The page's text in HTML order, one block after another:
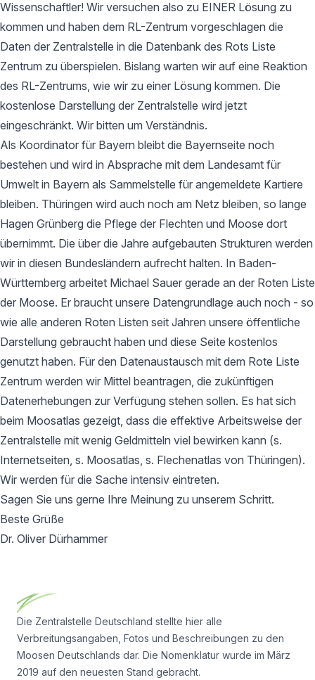
Wissenschaftler! Wir versuchen also zu EINER Lösung zu
kommen und haben dem RL-Zentrum vorgeschlagen die
Daten der Zentralstelle in die Datenbank des Rots Liste
Zentrum zu überspielen. Bislang warten wir auf eine Reaktion
des RL-Zentrums, wie wir zu einer Lösung kommen. Die
kostenlose Darstellung der Zentralstelle wird jetzt
eingeschränkt. Wir bitten um Verständnis.
Als Koordinator für Bayern bleibt die Bayernseite noch
bestehen und wird in Absprache mit dem Landesamt für
Umwelt in Bayern als Sammelstelle für angemeldete Kartiere
bleiben. Thüringen wird auch noch am Netz bleiben, so lange
Hagen Grünberg die Pflege der Flechten und Moose dort
übernimmt. Die über die Jahre aufgebauten Strukturen werden
wir in diesen Bundesländern aufrecht halten. In Baden-
Württemberg arbeitet Michael Sauer gerade an der Roten Liste
der Moose. Er braucht unsere Datengrundlage auch noch - so
wie alle anderen Roten Listen seit Jahren unsere öffentliche
Darstellung gebraucht haben und diese Seite kostenlos
genutzt haben. Für den Datenaustausch mit dem Rote Liste
Zentrum werden wir Mittel beantragen, die zukünftigen
Datenerhebungen zur Verfügung stehen sollen. Es hat sich
beim Moosatlas gezeigt, dass die effektive Arbeitsweise der
Zentralstelle mit wenig Geldmitteln viel bewirken kann (s.
Internetseiten, s. Moosatlas, s. Flechenatlas von Thüringen).
Wir werden für die Sache intensiv eintreten.
Sagen Sie uns gerne Ihre Meinung zu unserem Schritt.
Beste Grüße
Dr. Oliver Dürhammer
Die Zentralstelle Deutschland stellte hier alle
Verbreitungsangaben, Fotos und Beschreibungen zu den
Moosen Deutschlands dar. Die Nomenklatur wurde im März
2019 auf den neuesten Stand gebracht.